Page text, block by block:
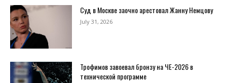
Суд в Москве заочно арестовал Жанну Немцову
July 31, 2026
Трофимов завоевал бронзу на ЧЕ-2026 в
технической программе